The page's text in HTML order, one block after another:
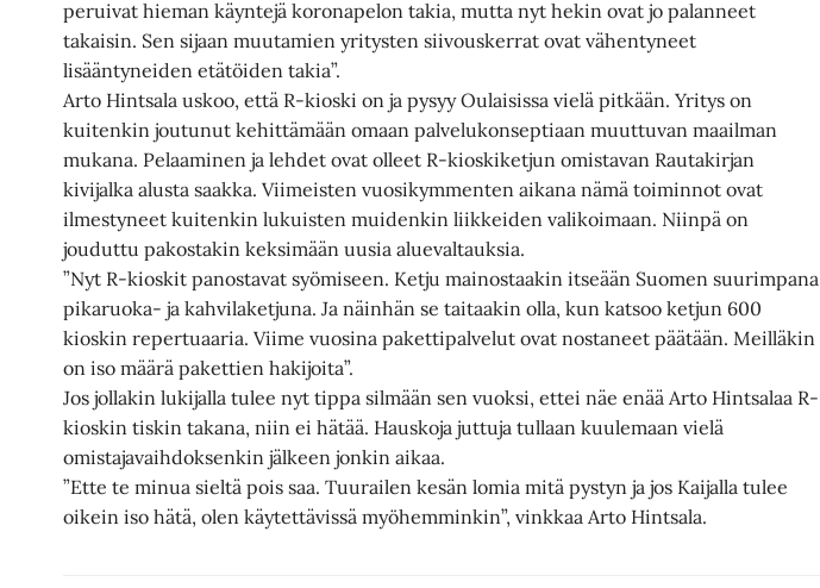
peruivat hieman käyntejä koronapelon takia, mutta nyt hekin ovat jo palanneet
takaisin. Sen sijaan muutamien yritysten siivouskerrat ovat vähentyneet
lisääntyneiden etätöiden takia”.
Arto Hintsala uskoo, että R-kioski on ja pysyy Oulaisissa vielä pitkään. Yritys on
kuitenkin joutunut kehittämään omaan palvelukonseptiaan muuttuvan maailman
mukana. Pelaaminen ja lehdet ovat olleet R-kioskiketjun omistavan Rautakirjan
kivijalka alusta saakka. Viimeisten vuosikymmenten aikana nämä toiminnot ovat
ilmestyneet kuitenkin lukuisten muidenkin liikkeiden valikoimaan. Niinpä on
jouduttu pakostakin keksimään uusia aluevaltauksia.
”Nyt R-kioskit panostavat syömiseen. Ketju mainostaakin itseään Suomen suurimpana
pikaruoka- ja kahvilaketjuna. Ja näinhän se taitaakin olla, kun katsoo ketjun 600
kioskin repertuaaria. Viime vuosina pakettipalvelut ovat nostaneet päätään. Meilläkin
on iso määrä pakettien hakijoita”.
Jos jollakin lukijalla tulee nyt tippa silmään sen vuoksi, ettei näe enää Arto Hintsalaa R-
kioskin tiskin takana, niin ei hätää. Hauskoja juttuja tullaan kuulemaan vielä
omistajavaihdoksenkin jälkeen jonkin aikaa.
”Ette te minua sieltä pois saa. Tuurailen kesän lomia mitä pystyn ja jos Kaijalla tulee
oikein iso hätä, olen käytettävissä myöhemminkin”, vinkkaa Arto Hintsala.